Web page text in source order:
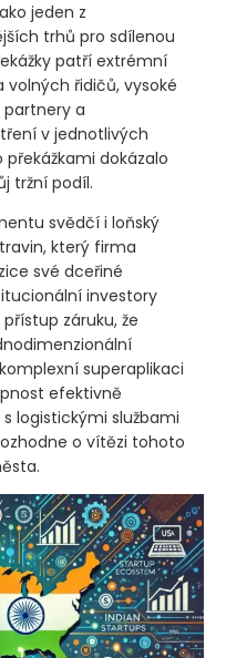
jeden z
trhů pro sdílenou
patří extrémní
řidičů, vysoké
a
v jednotlivých
dokázalo
tržní podíl.
svědčí i loňský
který firma
své dceřiné
investory
záruku, že
superaplikaci
efektivně
logistickými službami
o vítězi tohoto